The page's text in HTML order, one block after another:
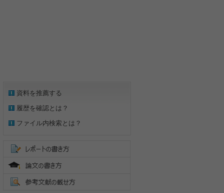
資料を推薦する
履歴を確認とは？
ファイル内検索とは？